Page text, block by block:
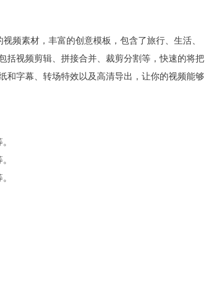
频素材，丰富的创意模板，包含了旅行、生活、
括视频剪辑、拼接合并、裁剪分割等，快速的将把
和字幕、转场特效以及高清导出，让你的视频能够